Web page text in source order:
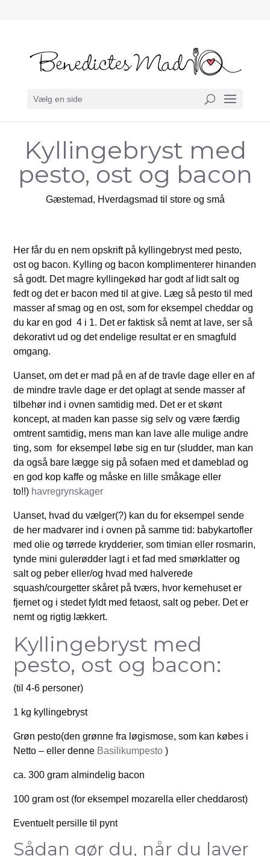
Vælg en side
Kyllingebryst med
pesto, ost og bacon
Gæstemad, Hverdagsmad til store og små
Her får du en nem opskrift på kyllingebryst med pesto,
ost og bacon. Kylling og bacon komplimenterer hinanden
så godt. Det magre kyllingekød har godt af lidt salt og
fedt og det er bacon med til at give. Læg så pesto til med
masser af smag og en ost, som for eksempel cheddar og
du kar en god 4 i 1. Det er faktisk så nemt at lave, ser så
dekorativt ud og det endelige resultat er en smagfuld
omgang.
Uanset, om det er mad på en af de travle dage eller en af
de mindre travle dage er det oplagt at sende masser af
tilbehør ind i ovnen samtidig med. Det er et skønt
koncept, at maden kan passe sig selv og være færdig
omtrent samtidig, mens man kan lave alle mulige andre
ting, som for eksempel løbe sig en tur (sludder, man kan
da også bare lægge sig på sofaen med et dameblad og
en god kop kaffe og måske en lille småkage eller
to!!) havregrynskager
Uanset, hvad du vælger(?) kan du for eksempel sende
de her madvarer ind i ovnen på samme tid: babykartofler
med olie og tørrede krydderier, som timian eller rosmarin,
tynde mini gulerødder lagt i et fad med smørklatter og
salt og peber eller/og hvad med halverede
squash/courgetter skåret på tværs, hvor kernehuset er
fjernet og i stedet fyldt med fetaost, salt og peber. Det er
nemt og rigtig lækkert.
Kyllingebryst med
pesto, ost og bacon:
(til 4-6 personer)
1 kg kyllingebryst
Grøn pesto(den grønne fra løgismose, som kan købes i
Netto – eller denne Basilikumpesto )
ca. 300 gram almindelig bacon
100 gram ost (for eksempel mozarella eller cheddarost)
Eventuelt persille til pynt
Sådan gør du, når du laver